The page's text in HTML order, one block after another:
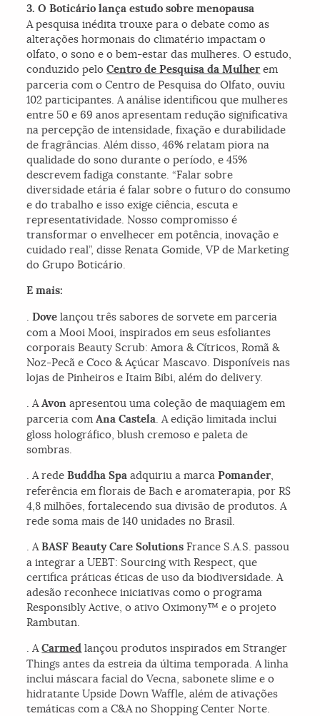
3. O Boticário lança estudo sobre menopausa
A pesquisa inédita trouxe para o debate como as
alterações hormonais do climatério impactam o
olfato, o sono e o bem-estar das mulheres. O estudo,
conduzido peloCentro de Pesquisa da Mulher em
parceria com o Centro de Pesquisa do Olfato, ouviu
102 participantes. A análise identificou que mulheres
entre 50 e 69 anos apresentam redução significativa
na percepção de intensidade, fixação e durabilidade
de fragrâncias. Além disso, 46% relatam piora na
qualidade do sono durante o período, e 45%
descrevem fadiga constante. “Falar sobre
diversidade etária é falar sobre o futuro do consumo
e do trabalho e isso exige ciência, escuta e
representatividade. Nosso compromisso é
transformar o envelhecer em potência, inovação e
cuidado real”, disse Renata Gomide, VP de Marketing
do Grupo Boticário.
E mais:
.Dove lançou três sabores de sorvete em parceria
com a Mooi Mooi, inspirados em seus esfoliantes
corporais Beauty Scrub: Amora & Cítricos, Romã &
Noz-Pecã e Coco & Açúcar Mascavo. Disponíveis nas
lojas de Pinheiros e Itaim Bibi, além do delivery.
. AAvon apresentou uma coleção de maquiagem em
parceria comAna Castela. A edição limitada inclui
gloss holográfico, blush cremoso e paleta de
sombras.
. A redeBuddha Spa adquiriu a marcaPomander,
referência em florais de Bach e aromaterapia, por R$
4,8 milhões, fortalecendo sua divisão de produtos. A
rede soma mais de 140 unidades no Brasil.
. ABASF Beauty Care Solutions France S.A.S. passou
a integrar a UEBT: Sourcing with Respect, que
certifica práticas éticas de uso da biodiversidade. A
adesão reconhece iniciativas como o programa
Responsibly Active, o ativo Oximony™ e o projeto
Rambutan.
. ACarmed lançou produtos inspirados em Stranger
Things antes da estreia da última temporada. A linha
inclui máscara facial do Vecna, sabonete slime e o
hidratante Upside Down Waffle, além de ativações
temáticas com a C&A no Shopping Center Norte.